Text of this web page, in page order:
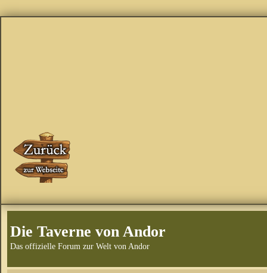
Die Taverne von Andor
Das offizielle Forum zur Welt von Andor